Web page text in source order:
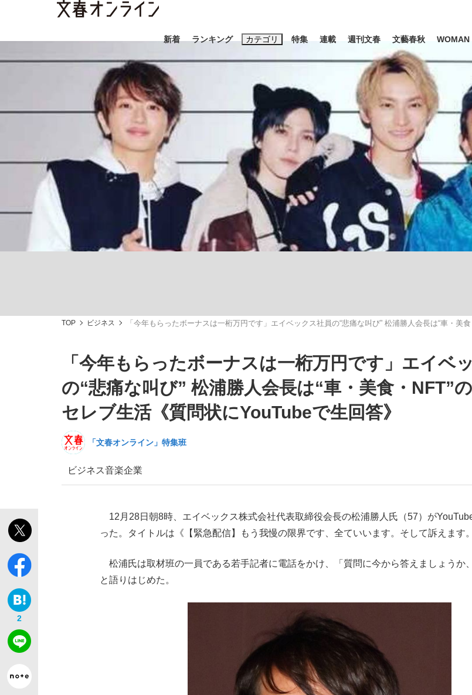
新着 ランキング カテゴリ
スクープ ライフ
「90%は失敗する。でも…」本田圭佑が初めて明かした日本代表監督に... 「最悪の
「敗因分析は一切聞かれなかった」侍ジャパン選手が証言した“NPB聞... 「クマが悪者
「目標達成できなかったからと言って…」サッカー日本代表・森保一監督...
特集
終戦から81年
キングの誕生を、目撃せよ。
連載 週刊文春 文藝春秋 WOMAN
キーワード入力
おすすめのキーワードタグ一覧
#三山凌輝 #高市早苗 #後藤真希 #森岡毅 #城彰二
#玉木雄一郎
#亀和田武
TOP ビジネス 「今年もらったボーナスは一桁万円です」エイベックス社員の“悲痛な叫び” 松浦勝人会長は“車・美
「今年もらったボーナスは一桁万円です」エイベ
の“悲痛な叫び” 松浦勝人会長は“車・美食・NFT”
セレブ生活《質問状にYouTubeで生回答》
「文春オンライン」特集班
ビジネス音楽企業
2
12月28日朝8時、エイベックス株式会社代表取締役会長の松浦勝人氏（57）が
った。タイトルは《【緊急配信】もう我慢の限界です、全ていいます。そして訴えます
松浦氏は取材班の一員である若手記者に電話をかけ、「質問に今から答えましょうか
と語りはじめた。